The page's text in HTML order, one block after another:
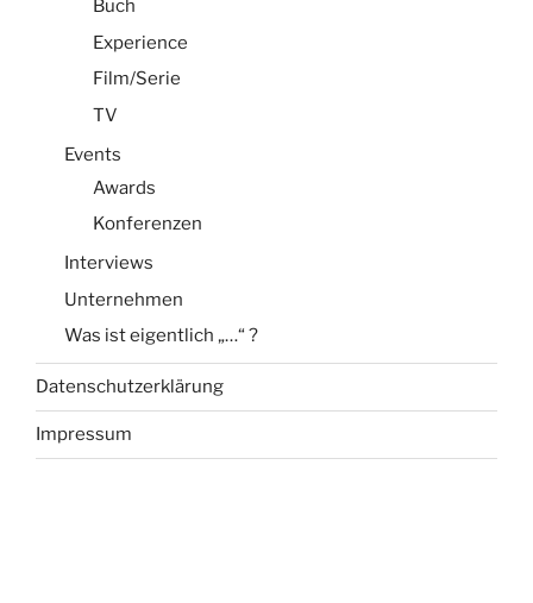
Buch
Experience
Film/Serie
TV
Events
Awards
Konferenzen
Interviews
Unternehmen
Was ist eigentlich „…“ ?
Datenschutzerklärung
Impressum